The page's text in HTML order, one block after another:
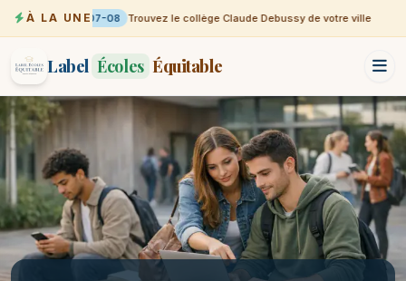
À LA UNE07-08 Trouvez le collège Claude Debussy de votre ville
Label Écoles Équitable